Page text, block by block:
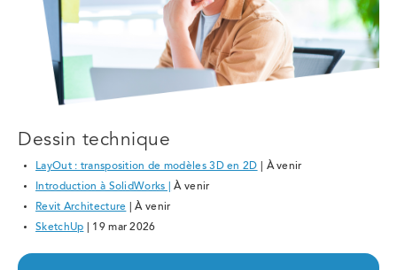
Dessin technique
LayOut : transposition de modèles 3D en 2D | À venir
Introduction à SolidWorks |
À venir
Revit Architecture | À venir
SketchUp | 19 mar 2026